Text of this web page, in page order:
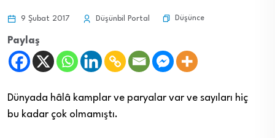
9 Şubat 2017 Düşünbil Portal Düşünce
Paylaş
Dünyada hâlâ kamplar ve paryalar var ve sayıları hiç
bu kadar çok olmamıştı.